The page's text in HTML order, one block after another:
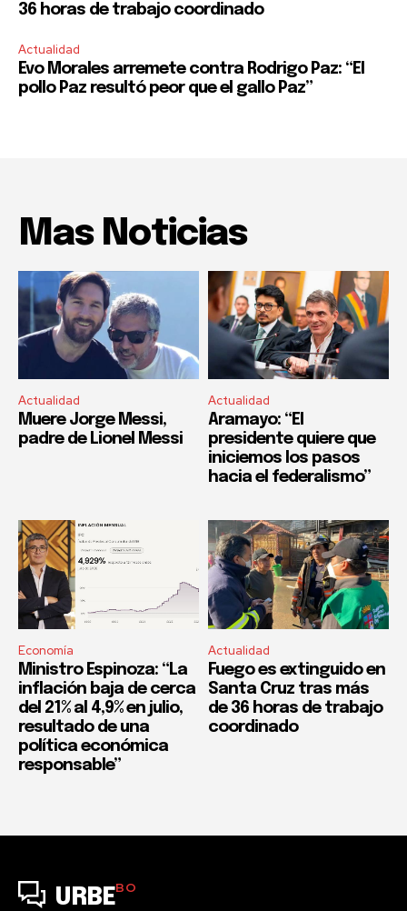
36 horas de trabajo coordinado
Actualidad
Evo Morales arremete contra Rodrigo Paz: “El
pollo Paz resultó peor que el gallo Paz”
Mas Noticias
Actualidad
Muere Jorge Messi,
padre de Lionel Messi
Actualidad
Aramayo: “El
presidente quiere que
iniciemos los pasos
hacia el federalismo”
Economía
Ministro Espinoza: “La
inflación baja de cerca
del 21% al 4,9% en julio,
resultado de una
política económica
responsable”
Actualidad
Fuego es extinguido en
Santa Cruz tras más
de 36 horas de trabajo
coordinado
URBEBO